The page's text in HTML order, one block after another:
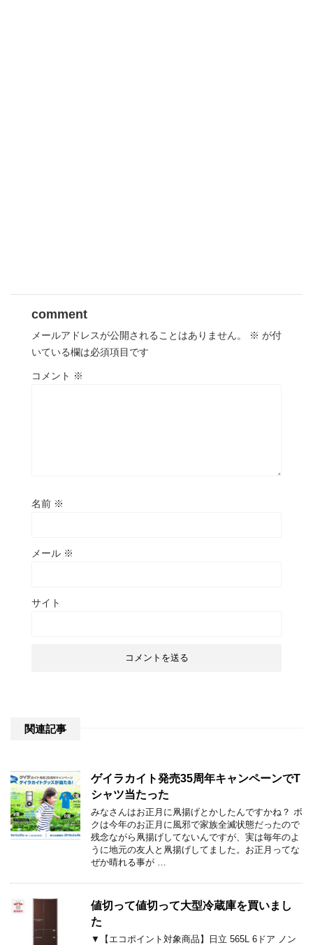
comment
メールアドレスが公開されることはありません。 ※ が付
いている欄は必須項目です
コメント ※
名前 ※
メール ※
サイト
関連記事
ゲイラカイト発売35周年キャンペーンでT
シャツ当たった
みなさんはお正月に凧揚げとかしたんですかね？ ボ
クは今年のお正月に風邪で家族全滅状態だったので
残念ながら凧揚げしてないんですが、実は毎年のよ
うに地元の友人と凧揚げしてました。お正月ってな
ぜか晴れる事が …
値切って値切って大型冷蔵庫を買いまし
た
▼【エコポイント対象商品】日立 565L 6ドア ノン